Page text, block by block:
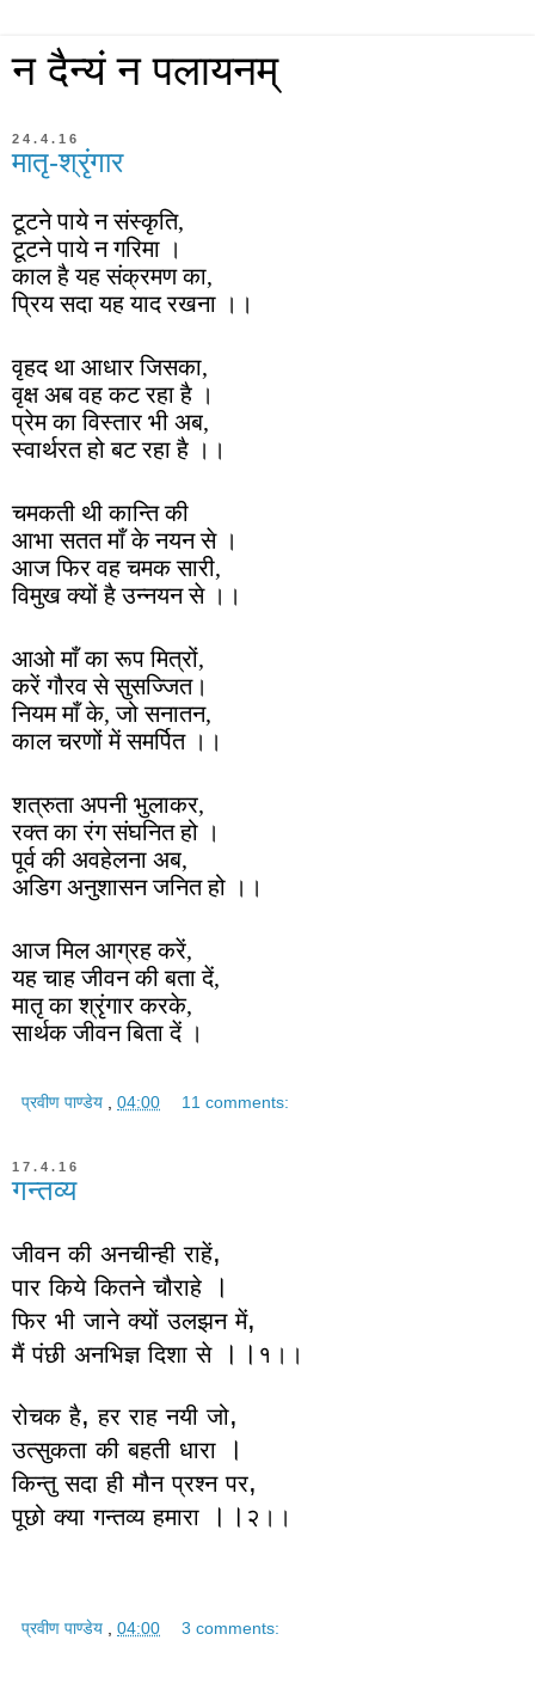
न दैन्यं न पलायनम्
24.4.16
मातृ-श्रृंगार
टूटने पाये न संस्कृति,
टूटने पाये न गरिमा ।
काल है यह संक्रमण का,
प्रिय सदा यह याद रखना ।।
वृहद था आधार जिसका,
वृक्ष अब वह कट रहा है ।
प्रेम का विस्तार भी अब,
स्वार्थरत हो बट रहा है ।।
चमकती थी कान्ति की
आभा सतत माँ के नयन से ।
आज फिर वह चमक सारी,
विमुख क्यों है उन्नयन से ।।
आओ माँ का रूप मित्रों,
करें गौरव से सुसज्जित।
नियम माँ के, जो सनातन,
काल चरणों में समर्पित ।।
शत्रुता अपनी भुलाकर,
रक्त का रंग संघनित हो ।
पूर्व की अवहेलना अब,
अडिग अनुशासन जनित हो ।।
आज मिल आग्रह करें,
यह चाह जीवन की बता दें,
मातृ का श्रृंगार करके,
सार्थक जीवन बिता दें ।
प्रवीण पाण्डेय 04:00 11 comments:
17.4.16
गन्तव्य
जीवन की अनचीन्ही राहें,
पार किये कितने चौराहे ।
फिर भी जाने क्यों उलझन में,
मैं पंछी अनभिज्ञ दिशा से ।। १।।
रोचक है,हर राह नयी जो,
उत्सुकता की बहती धारा ।
किन्तु सदा ही मौन प्रश्न पर,
पूछो क्या गन्तव्य हमारा ।। २।।
प्रवीण पाण्डेय 04:00 3 comments: